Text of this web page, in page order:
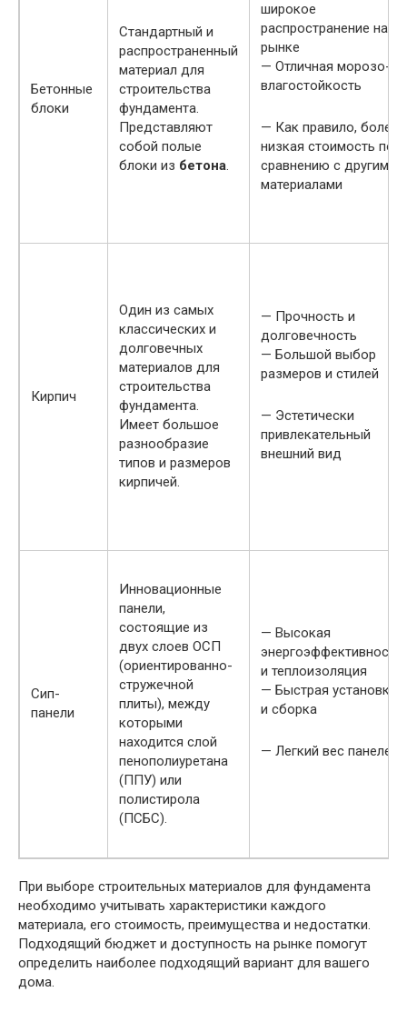
Бетонные
блоки
Стандартный и
распространенный
материал для
строительства
фундамента.
Представляют
собой полые
блоки из бетона.
широкое
распространение на
рынке
— Отличная морозо- и
влагостойкость
— Как правило, более
низкая стоимость по
сравнению с другими
материалами
Кирпич
Один из самых
классических и
долговечных
материалов для
строительства
фундамента.
Имеет большое
разнообразие
типов и размеров
кирпичей.
— Прочность и
долговечность
— Большой выбор
размеров и стилей
— Эстетически
привлекательный
внешний вид
Сип-
панели
Инновационные
панели,
состоящие из
двух слоев ОСП
(ориентированно-
стружечной
плиты), между
которыми
находится слой
пенополиуретана
(ППУ) или
полистирола
(ПСБС).
— Высокая
энергоэффективность
и теплоизоляция
— Быстрая установка
и сборка
— Легкий вес панелей
При выборе строительных материалов для фундамента
необходимо учитывать характеристики каждого
материала, его стоимость, преимущества и недостатки.
Подходящий бюджет и доступность на рынке помогут
определить наиболее подходящий вариант для вашего
дома.